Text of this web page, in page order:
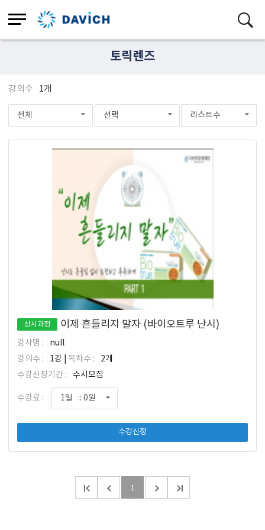
토릭렌즈
강의수 1개
전체 선택 리스트수
상시과정 이제 흔들리지 말자 (바이오트루 난시)
강사명 :
null
강의수 :
1강 | 목차수 :
2개
수강신청기간 :
수시모집
수강료 : 1일 :: 0원
수강신청
1